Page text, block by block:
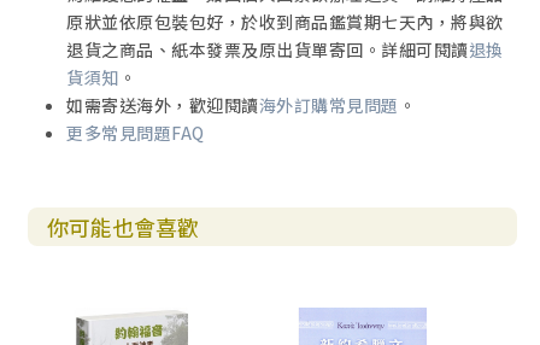
原狀並依原包裝包好，於收到商品鑑賞期七天內，將與欲
退貨之商品、紙本發票及原出貨單寄回。詳細可閱讀退換
貨須知 。
如需寄送海外，歡迎閱讀海外訂購常見問題 。
更多常見問題FAQ
你可能也會喜歡